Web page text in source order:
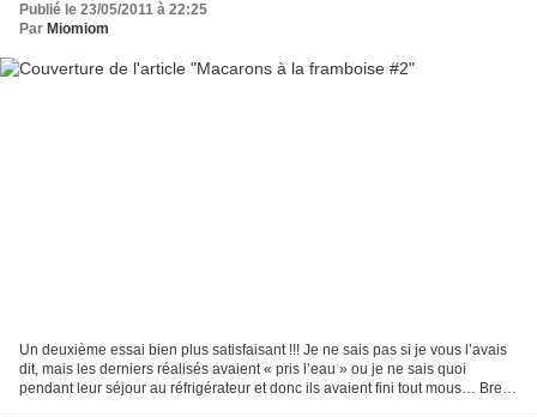
Publié le 23/05/2011 à 22:25
Par Miomiom
Un deuxième essai bien plus satisfaisant !!! Je ne sais pas si je vous l’avais
dit, mais les derniers réalisés avaient « pris l’eau » ou je ne sais quoi
pendant leur séjour au réfrigérateur et donc ils avaient fini tout mous… Bref,